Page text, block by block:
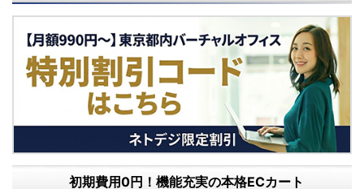
初期費用0円！機能充実の本格ECカート